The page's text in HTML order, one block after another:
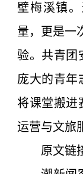
壁梅溪镇
量，更是一
验。 共青团
庞大的青年
将课堂搬进
运营与文旅
原文链